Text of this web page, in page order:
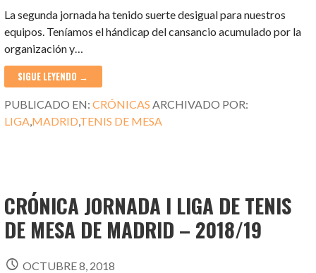
La segunda jornada ha tenido suerte desigual para nuestros
equipos. Teníamos el hándicap del cansancio acumulado por la
organización y…
SIGUE LEYENDO →
PUBLICADO EN:CRÓNICAS ARCHIVADO POR:
LIGA,MADRID,TENIS DE MESA
CRÓNICA JORNADA I LIGA DE TENIS
DE MESA DE MADRID – 2018/19
OCTUBRE 8, 2018